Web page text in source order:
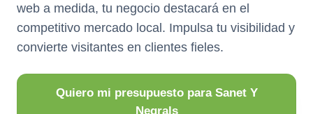
web a medida, tu negocio destacará en el
competitivo mercado local. Impulsa tu visibilidad y
convierte visitantes en clientes fieles.
Quiero mi presupuesto para Sanet Y
Negrals